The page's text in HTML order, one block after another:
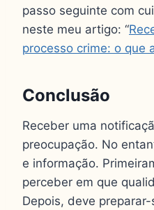
passo seguinte com
neste meu artigo: “
processo crime: o que
Conclusão
Receber uma
preocupação. No
e informação.
perceber em que
Depois, deve